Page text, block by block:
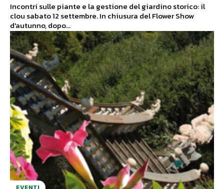
Incontri sulle piante e la gestione del giardino storico: il
clou sabato 12 settembre. In chiusura del Flower Show
d'autunno, dopo...